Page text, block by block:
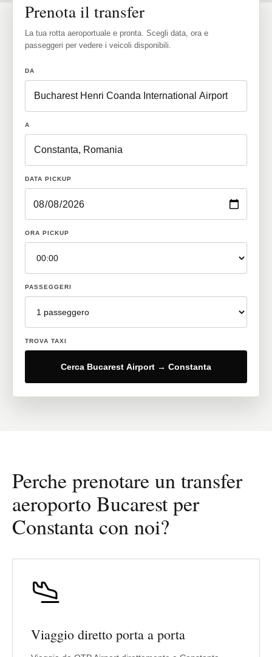
Prenota il transfer
La tua rotta aeroportuale e pronta. Scegli data, ora e
passeggeri per vedere i veicoli disponibili.
DA
A
DATA PICKUP
ORA PICKUP
PASSEGGERI
TROVA TAXI
Cerca Bucarest Airport → Constanta
Perche prenotare un transfer
aeroporto Bucarest per
Constanta con noi?
Viaggio diretto porta a porta